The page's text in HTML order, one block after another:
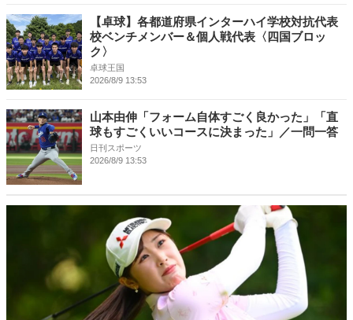
【卓球】各都道府県インターハイ学校対抗代表
校ベンチメンバー＆個人戦代表〈四国ブロッ
ク〉
卓球王国
2026/8/9 13:53
山本由伸「フォーム自体すごく良かった」「直
球もすごくいいコースに決まった」／一問一答
日刊スポーツ
2026/8/9 13:53